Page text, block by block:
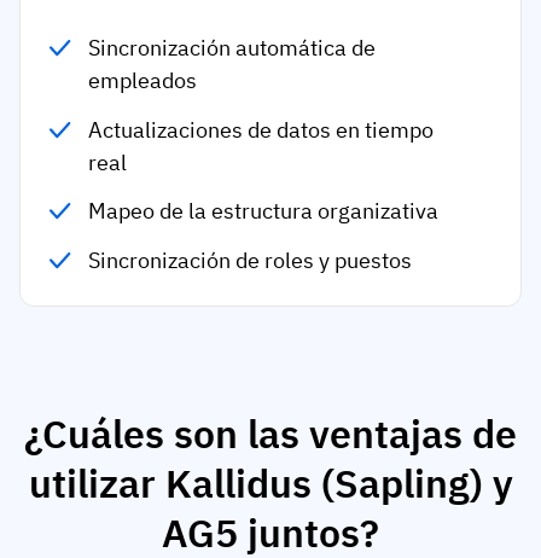
Sincronización automática de
empleados
Actualizaciones de datos en tiempo
real
Mapeo de la estructura organizativa
Sincronización de roles y puestos
¿Cuáles son las ventajas de
utilizar Kallidus (Sapling) y
AG5 juntos?